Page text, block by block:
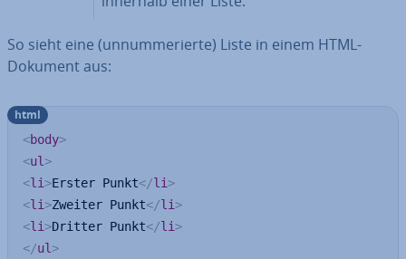
So sieht eine (un­num­me­rier­te) Liste in einem HTML-
Dokument aus:
<body>
<ul >
<li >Erster Punkt</li >
<li >Zweiter Punkt</li >
<li >Dritter Punkt</li >
</ul >
html